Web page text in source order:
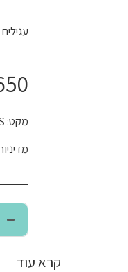
מקט:
קרא עוד